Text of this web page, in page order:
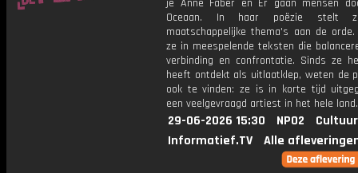
je Anne Faber en Er gaan mensen
Oceaan. In haar poëzie stelt
maatschappelijke thema's aan de
ze in meespelende teksten die
verbinding en confrontatie. Sinds ze
heeft ontdekt als uitlaatklep, weten de
ook te vinden: ze is in korte tijd
een veelgevraagd artiest in het hele land.
29-06-2026 15:30 NPO2
Informatief.TV
Alle